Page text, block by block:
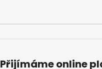
Přijímáme online